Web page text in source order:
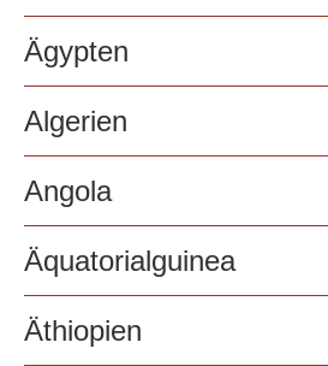
Ägypten
Algerien
Angola
Äquatorialguinea
Äthiopien